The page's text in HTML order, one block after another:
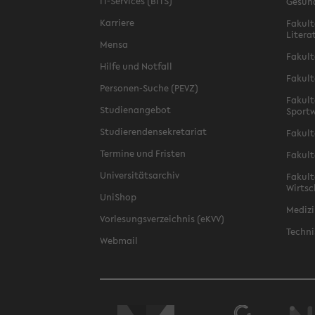
Karriere
Mensa
Hilfe und Notfall
Personen-Suche (PEVZ)
Studienangebot
Studierendensekretariat
Termine und Fristen
Universitätsarchiv
UniShop
Vorlesungsverzeichnis (eKVV)
Webmail